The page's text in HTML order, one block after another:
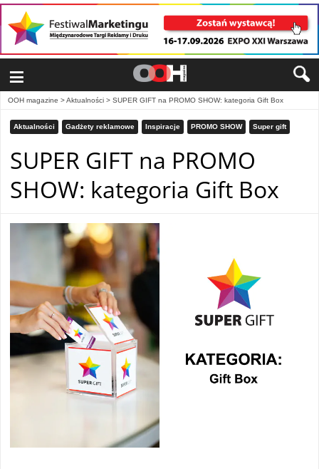
≡
OOH magazine >Aktualności > SUPER GIFT na PROMO SHOW: kategoria Gift Box
Aktualności Gadżety reklamowe Inspiracje PROMO SHOW Super gift
SUPER GIFT na PROMO
SHOW: kategoria Gift Box